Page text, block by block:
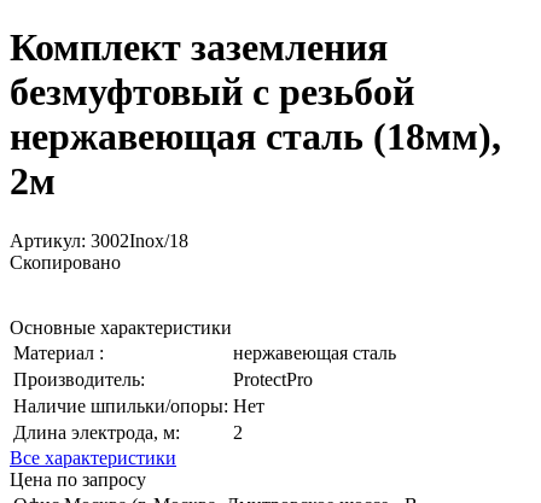
Комплект заземления
безмуфтовый с резьбой
нержавеющая сталь (18мм),
2м
Артикул: 3002Inox/18
Скопировано
Основные характеристики
Материал :
нержавеющая сталь
Производитель:
ProtectPro
Наличие шпильки/опоры: Нет
Длина электрода, м:
2
Все характеристики
Цена по запросу